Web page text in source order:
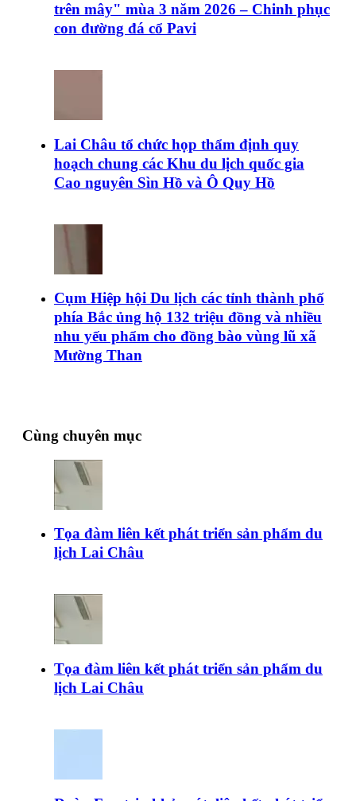
trên mây" mùa 3 năm 2026 – Chinh phục
con đường đá cổ Pavi
Lai Châu tổ chức họp thẩm định quy
hoạch chung các Khu du lịch quốc gia
Cao nguyên Sìn Hồ và Ô Quy Hồ
Cụm Hiệp hội Du lịch các tỉnh thành phố
phía Bắc ủng hộ 132 triệu đồng và nhiều
nhu yếu phẩm cho đồng bào vùng lũ xã
Mường Than
Cùng chuyên mục
Tọa đàm liên kết phát triển sản phẩm du
lịch Lai Châu
Tọa đàm liên kết phát triển sản phẩm du
lịch Lai Châu